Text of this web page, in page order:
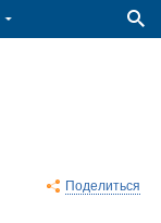
Поделиться